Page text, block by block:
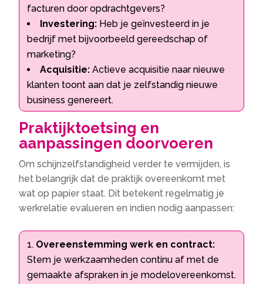
facturen door opdrachtgevers?
Investering: Heb je geïnvesteerd in je
bedrijf met bijvoorbeeld gereedschap of
marketing?
Acquisitie: Actieve acquisitie naar nieuwe
klanten toont aan dat je zelfstandig nieuwe
business genereert.
Praktijktoetsing en
aanpassingen doorvoeren
Om schijnzelfstandigheid verder te vermijden, is
het belangrijk dat de praktijk overeenkomt met
wat op papier staat. Dit betekent regelmatig je
werkrelatie evalueren en indien nodig aanpassen:
Overeenstemming werk en contract:
Stem je werkzaamheden continu af met de
gemaakte afspraken in je modelovereenkomst.